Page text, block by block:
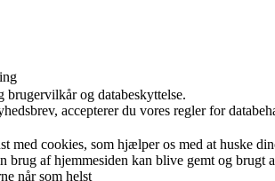
brugervilkår og databeskyttelse.
accepterer du vores regler for
med cookies, som hjælper os med at huske
brug af hjemmesiden kan blive gemt og brugt
når som helst